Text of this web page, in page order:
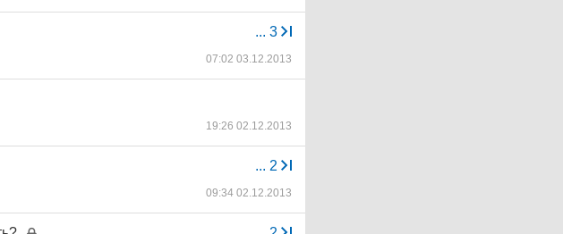
... 3
07:02 03.12.2013
19:26 02.12.2013
... 2
09:34 02.12.2013